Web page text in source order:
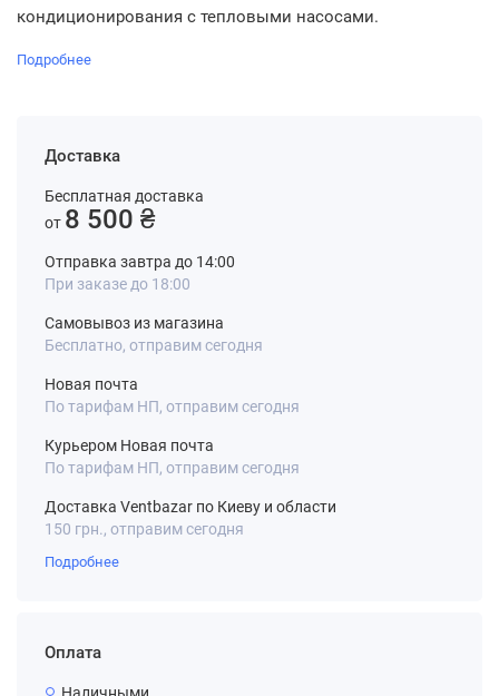
кондиционирования с тепловыми насосами.
Подробнее
Доставка
Бесплатная доставка
от 8 500 ₴
Отправка завтра до 14:00
При заказе до 18:00
Самовывоз из магазина
Бесплатно, отправим сегодня
Новая почта
По тарифам НП, отправим сегодня
Курьером Новая почта
По тарифам НП, отправим сегодня
Доставка Ventbazar по Киеву и области
150 грн., отправим сегодня
Подробнее
Оплата